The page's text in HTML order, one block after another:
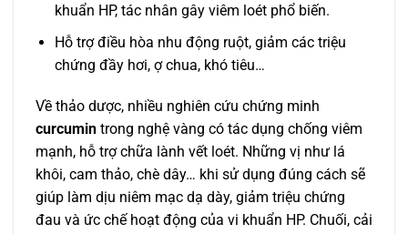
khuẩn HP, tác nhân gây viêm loét phổ biến.
Hỗ trợ điều hòa nhu động ruột, giảm các triệu
chứng đầy hơi, ợ chua, khó tiêu…
Về thảo dược, nhiều nghiên cứu chứng minh
curcumin trong nghệ vàng có tác dụng chống viêm
mạnh, hỗ trợ chữa lành vết loét. Những vị như lá
khôi, cam thảo, chè dây… khi sử dụng đúng cách sẽ
giúp làm dịu niêm mạc dạ dày, giảm triệu chứng
đau và ức chế hoạt động của vi khuẩn HP. Chuối, cải